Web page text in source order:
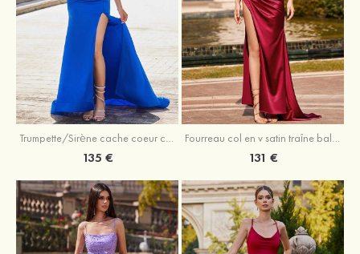
Trumpette/Sirène cache coeur charmeuse traîne balayage robe de bal
135 €
Fourreau col en v satin traîne balayage robe de bal
131 €